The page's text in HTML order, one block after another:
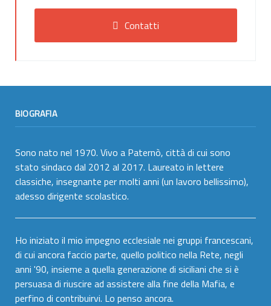
Contatti
BIOGRAFIA
Sono nato nel 1970. Vivo a Paternò, città di cui sono
stato sindaco dal 2012 al 2017. Laureato in lettere
classiche, insegnante per molti anni (un lavoro bellissimo),
adesso dirigente scolastico.
Ho iniziato il mio impegno ecclesiale nei gruppi francescani,
di cui ancora faccio parte, quello politico nella Rete, negli
anni '90, insieme a quella generazione di siciliani che si è
persuasa di riuscire ad assistere alla fine della Mafia, e
perfino di contribuirvi. Lo penso ancora.